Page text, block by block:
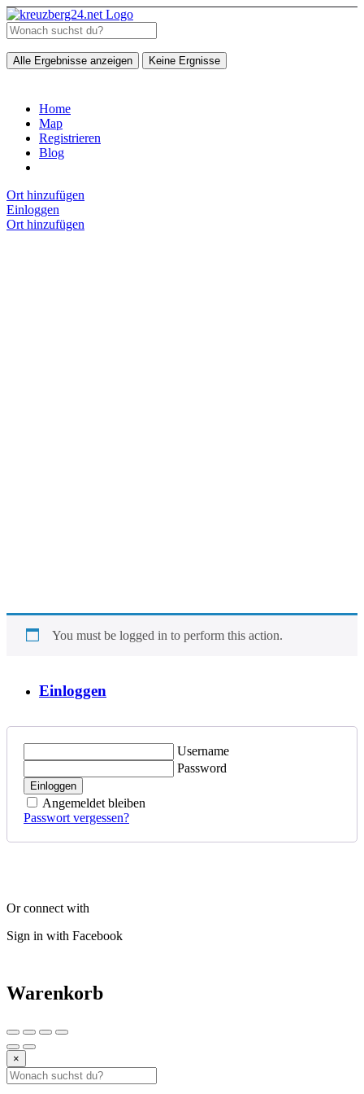
Alle Ergebnisse anzeigen Keine Ergnisse
Home
Map
Registrieren
Blog
Ort hinzufügen
Einloggen
Ort hinzufügen
You must be logged in to perform this action.
Einloggen
Username
Password
Einloggen
Angemeldet bleiben
Passwort vergessen?
Or connect with
Sign in with Facebook
Warenkorb
×